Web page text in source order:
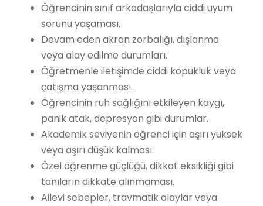
Öğrencinin sınıf arkadaşlarıyla ciddi uyum
sorunu yaşaması.
Devam eden akran zorbalığı, dışlanma
veya alay edilme durumları.
Öğretmenle iletişimde ciddi kopukluk veya
çatışma yaşanması.
Öğrencinin ruh sağlığını etkileyen kaygı,
panik atak, depresyon gibi durumlar.
Akademik seviyenin öğrenci için aşırı yüksek
veya aşırı düşük kalması.
Özel öğrenme güçlüğü, dikkat eksikliği gibi
tanıların dikkate alınmaması.
Ailevi sebepler, travmatik olaylar veya